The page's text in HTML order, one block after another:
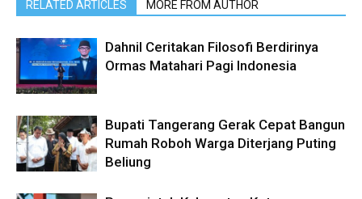
RELATED ARTICLES MORE FROM AUTHOR
Dahnil Ceritakan Filosofi Berdirinya
Ormas Matahari Pagi Indonesia
Bupati Tangerang Gerak Cepat Bangun
Rumah Roboh Warga Diterjang Puting
Beliung